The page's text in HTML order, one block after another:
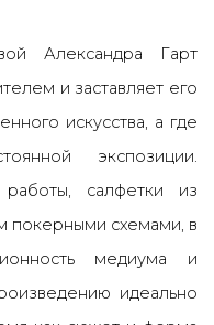
Александра Гарт
и заставляет его
искусства, а где
экспозиции.
салфетки из
покерными схемами, в
медиума и
идеально